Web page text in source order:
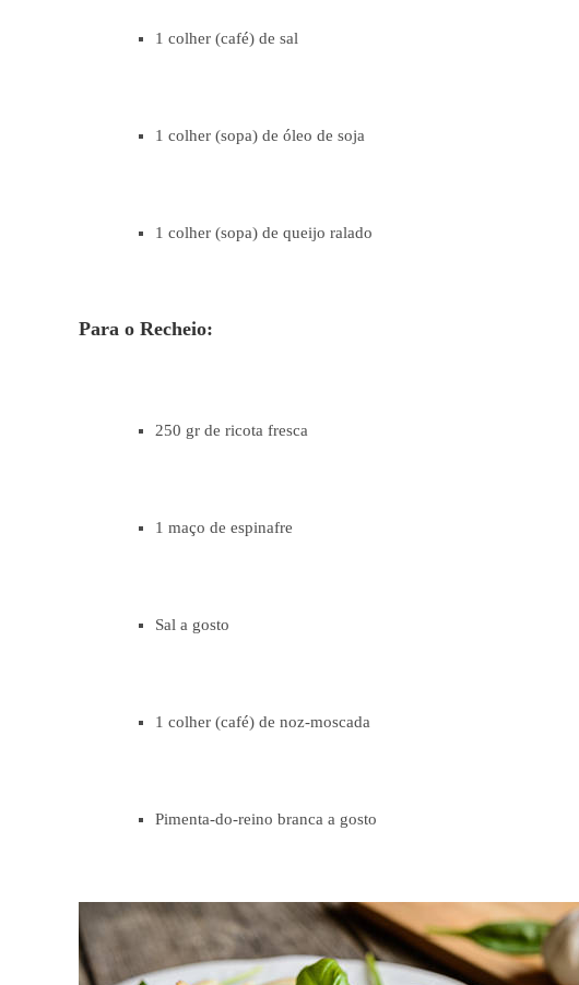
1 colher (café) de sal
1 colher (sopa) de óleo de soja
1 colher (sopa) de queijo ralado
Para o Recheio:
250 gr de ricota fresca
1 maço de espinafre
Sal a gosto
1 colher (café) de noz-moscada
Pimenta-do-reino branca a gosto